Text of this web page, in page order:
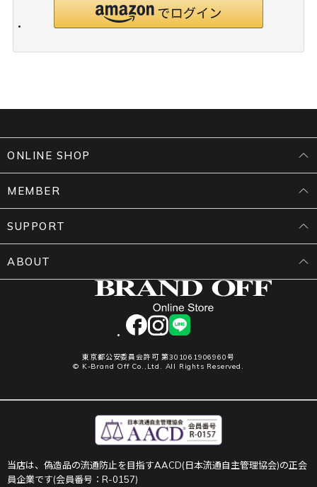
facebookinstagram
LINE
東京都公安委員会許可 第301061906960号
© K-Brand Off Co.,Ltd. All Rights Reserved.
ONLINE SHOP
MEMBER
SUPPORT
ABOUT
当店は、偽造品の流通防止を目指すAACD(日本流通自主管理協会)の正会
員企業です(会員番号：R-0157)